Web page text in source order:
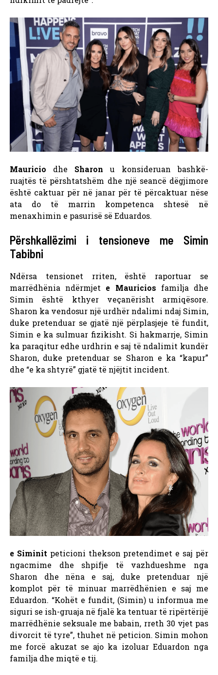
Mauricio dhe Sharon u konsideruan bashkë-
ruajtës të përshtatshëm dhe një seancë dëgjimore
është caktuar për në janar për të përcaktuar nëse
ata do të marrin kompetenca shtesë në
menaxhimin e pasurisë së Eduardos.
Përshkallëzimi i tensioneve me Simin
Tabibni
Ndërsa tensionet rriten, është raportuar se
marrëdhënia ndërmjet e Mauricios familja dhe
Simin është kthyer veçanërisht armiqësore.
Sharon ka vendosur një urdhër ndalimi ndaj Simin,
duke pretenduar se gjatë një përplasjeje të fundit,
Simin e ka sulmuar fizikisht. Si hakmarrje, Simin
ka paraqitur edhe urdhrin e saj të ndalimit kundër
Sharon, duke pretenduar se Sharon e ka “kapur”
dhe “e ka shtyrë” gjatë të njëjtit incident.
e Siminitpeticioni thekson pretendimet e saj për
ngacmime dhe shpifje të vazhdueshme nga
Sharon dhe nëna e saj, duke pretenduar një
komplot për të minuar marrëdhënien e saj me
Eduardon. “Kohët e fundit, (Simin) u informua me
siguri se ish-gruaja në fjalë ka tentuar të ripërtërijë
marrëdhënie seksuale me babain, rreth 30 vjet pas
divorcit të tyre”, thuhet në peticion. Simin mohon
me forcë akuzat se ajo ka izoluar Eduardon nga
familja dhe miqtë e tij.